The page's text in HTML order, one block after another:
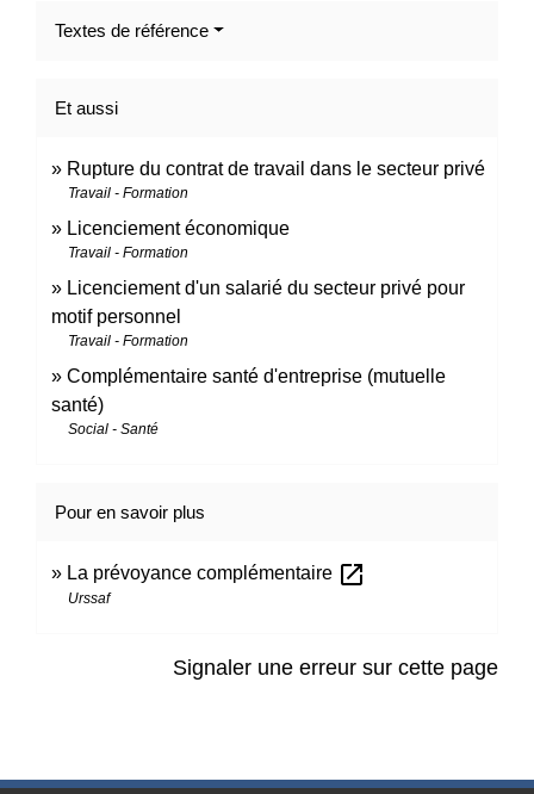
Textes de référence
Et aussi
Rupture du contrat de travail dans le secteur privé
Travail - Formation
Licenciement économique
Travail - Formation
Licenciement d'un salarié du secteur privé pour
motif personnel
Travail - Formation
Complémentaire santé d'entreprise (mutuelle
santé)
Social - Santé
Pour en savoir plus
La prévoyance complémentaire open_in_new
Urssaf
Signaler une erreur sur cette page